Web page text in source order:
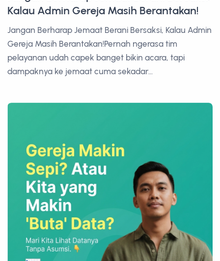
Kalau Admin Gereja Masih Berantakan!
Jangan Berharap Jemaat Berani Bersaksi, Kalau Admin
Gereja Masih Berantakan!Pernah ngerasa tim
pelayanan udah capek banget bikin acara, tapi
dampaknya ke jemaat cuma sekadar...